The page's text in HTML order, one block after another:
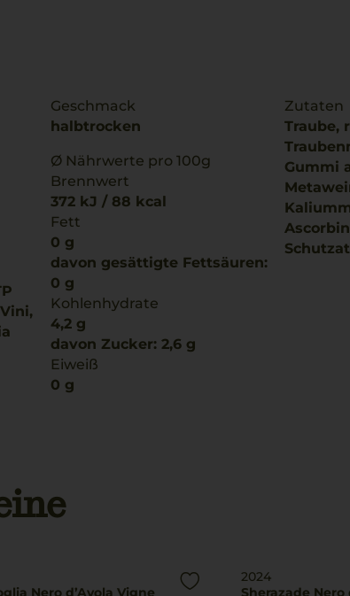
Geschmack
halbtrocken
Ø Nährwerte pro 100g
Brennwert
372 kJ / 88 kcal
Fett
0 g
davon gesättigte Fettsäuren:
0 g
Kohlenhydrate
4,2 g
davon Zucker: 2,6 g
Eiweiß
0 g
Zutaten
Traube,
Gummi
Nero d’Avola Vigne
2024
Sherazade Nero